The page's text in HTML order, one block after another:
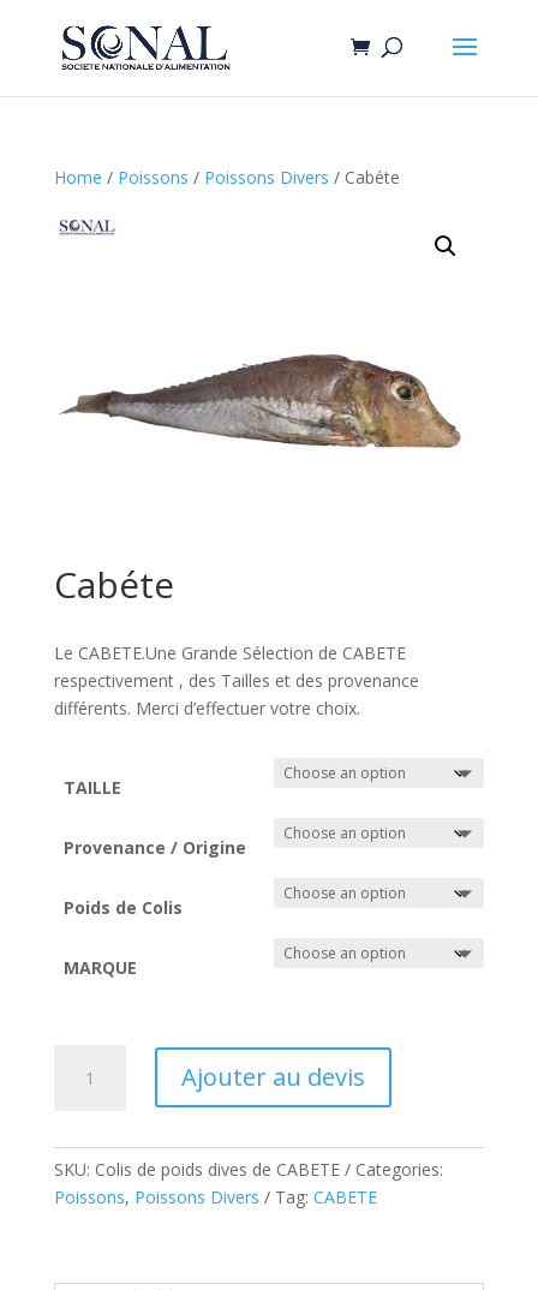
Home / Poissons / Poissons Divers / Cabéte
Cabéte
Le CABETE.Une Grande Sélection de CABETE
respectivement , des Tailles et des provenance
différents. Merci d’effectuer votre choix.
TAILLE
Provenance / Origine
Poids de Colis
MARQUE
quantity
Ajouter au devis
SKU: Colis de poids dives de CABETE
Categories:
Poissons, Poissons Divers Tag: CABETE